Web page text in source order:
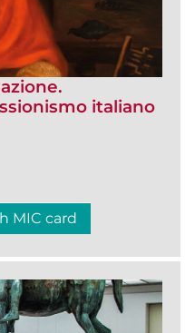
italiano
MIC card